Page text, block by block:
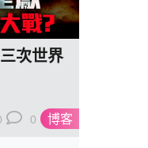
博客
次世界
0